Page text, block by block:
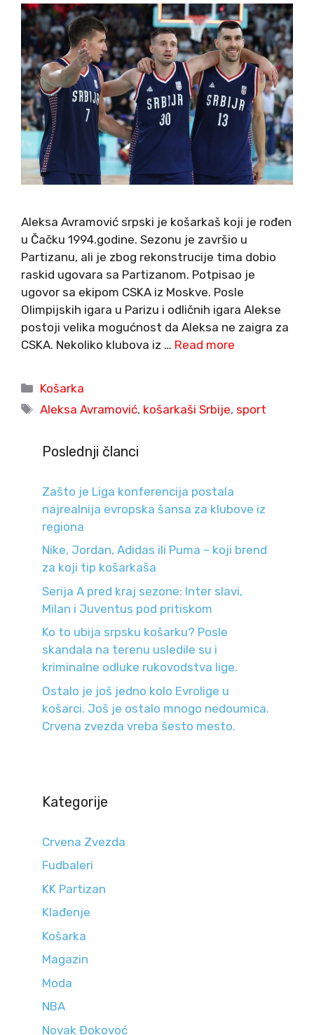
Aleksa Avramović srpski je košarkaš koji je rođen
u Čačku 1994.godine. Sezonu je završio u
Partizanu, ali je zbog rekonstrucije tima dobio
raskid ugovara sa Partizanom. Potpisao je
ugovor sa ekipom CSKA iz Moskve. Posle
Olimpijskih igara u Parizu i odličnih igara Alekse
postoji velika mogućnost da Aleksa ne zaigra za
CSKA. Nekoliko klubova iz … Read more
Categories
Košarka
Tags
Aleksa Avramović, košarkaši Srbije, sport
Poslednji članci
Zašto je Liga konferencija postala
najrealnija evropska šansa za klubove iz
regiona
Nike, Jordan, Adidas ili Puma – koji brend
za koji tip košarkaša
Serija A pred kraj sezone: Inter slavi,
Milan i Juventus pod pritiskom
Ko to ubija srpsku košarku? Posle
skandala na terenu usledile su i
kriminalne odluke rukovodstva lige.
Ostalo je još jedno kolo Evrolige u
košarci. Još je ostalo mnogo nedoumica.
Crvena zvezda vreba šesto mesto.
Kategorije
Crvena Zvezda
Fudbaleri
KK Partizan
Klađenje
Košarka
Magazin
Moda
NBA
Novak Đokovoć